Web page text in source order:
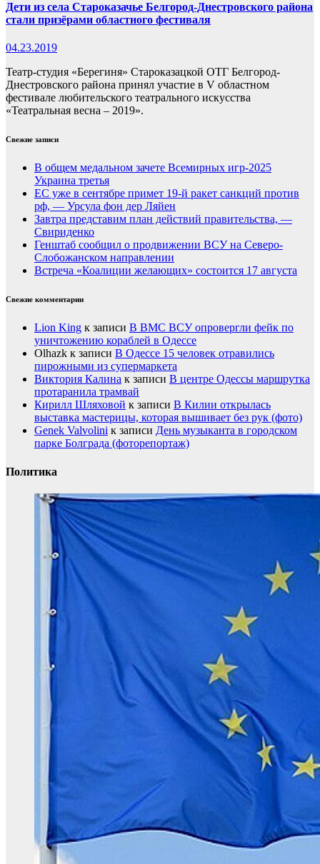
Дети из села Староказачье Белгород-Днестровского района
стали призёрами областного фестиваля
04.23.2019
Театр-студия «Берегиня» Староказацкой ОТГ Белгород-
Днестровского района принял участие в V областном
фестивале любительского театрального искусства
«Театральная весна – 2019».
Свежие записи
В общем медальном зачете Всемирных игр-2025
Украина третья
ЕС уже в сентябре примет 19-й ракет санкций против
рф, — Урсула фон дер Ляйен
Завтра представим план действий правительства, —
Свириденко
Генштаб сообщил о продвижении ВСУ на Северо-
Слобожанском направлении
Встреча «Коалиции желающих» состоится 17 августа
Свежие комментарии
Lion King к записи В ВМС ВСУ опровергли фейк по
уничтожению кораблей в Одессе
Olhazk к записи В Одессе 15 человек отравились
пирожными из супермаркета
Виктория Калина к записи В центре Одессы маршрутка
протаранила трамвай
Кирилл Шляховой к записи В Килии открылась
выставка мастерицы, которая вышивает без рук (фото)
Genek Valvolini к записи День музыканта в городском
парке Болграда (фоторепортаж)
Политика